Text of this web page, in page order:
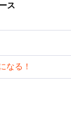
ス
なる！